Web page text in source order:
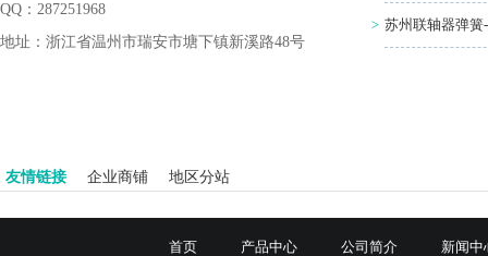
QQ：287251968
地址： 浙江省温州市瑞安市塘下镇新溪路48号
> 苏州联轴器弹簧
友情链接 企业商铺 地区分站
首页 产品中心 公司简介 新闻中